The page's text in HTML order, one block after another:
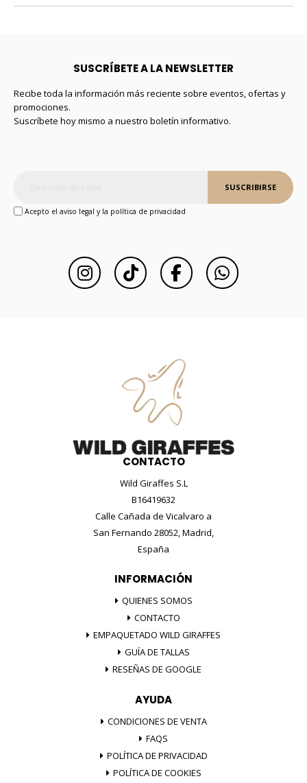
SUSCRÍBETE A LA NEWSLETTER
Recibe toda la información más reciente sobre eventos, ofertas y
promociones.
Suscríbete hoy mismo a nuestro boletín informativo.
Acepto el aviso legal y la política de privacidad
SUSCRIBIRSE
CONTACTO
Wild Giraffes S.L
B16419632
Calle Cañada de Vicalvaro a
San Fernando 28052, Madrid,
España
INFORMACIÓN
QUIENES SOMOS
CONTACTO
EMPAQUETADO WILD GIRAFFES
GUÍA DE TALLAS
RESEÑAS DE GOOGLE
AYUDA
CONDICIONES DE VENTA
FAQS
POLÍTICA DE PRIVACIDAD
POLÍTICA DE COOKIES